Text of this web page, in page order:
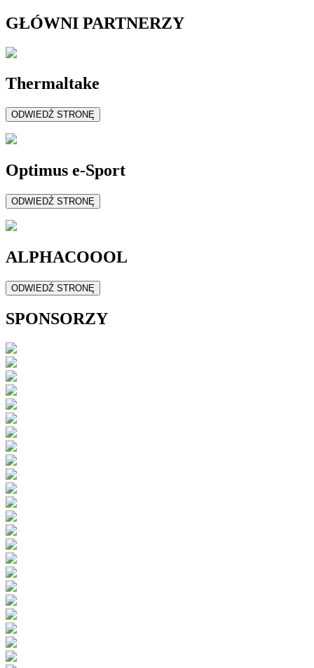
GŁÓWNI PARTNERZY
Thermaltake
ODWIEDŹ STRONĘ
Optimus e-Sport
ODWIEDŹ STRONĘ
ALPHACOOOL
ODWIEDŹ STRONĘ
SPONSORZY